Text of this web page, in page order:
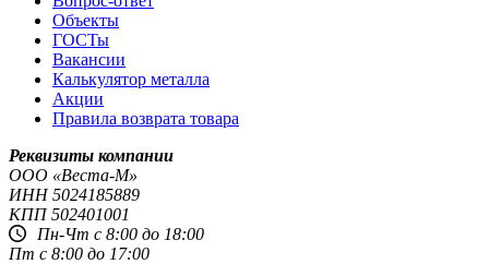
Объекты
ГОСТы
Вакансии
Калькулятор металла
Акции
Правила возврата товара
Реквизиты компании
OOO «Веста-М»
ИНН5024185889
КПП502401001
Пн-Чт с 8:00 до 18:00
Пт с 8:00 до 17:00